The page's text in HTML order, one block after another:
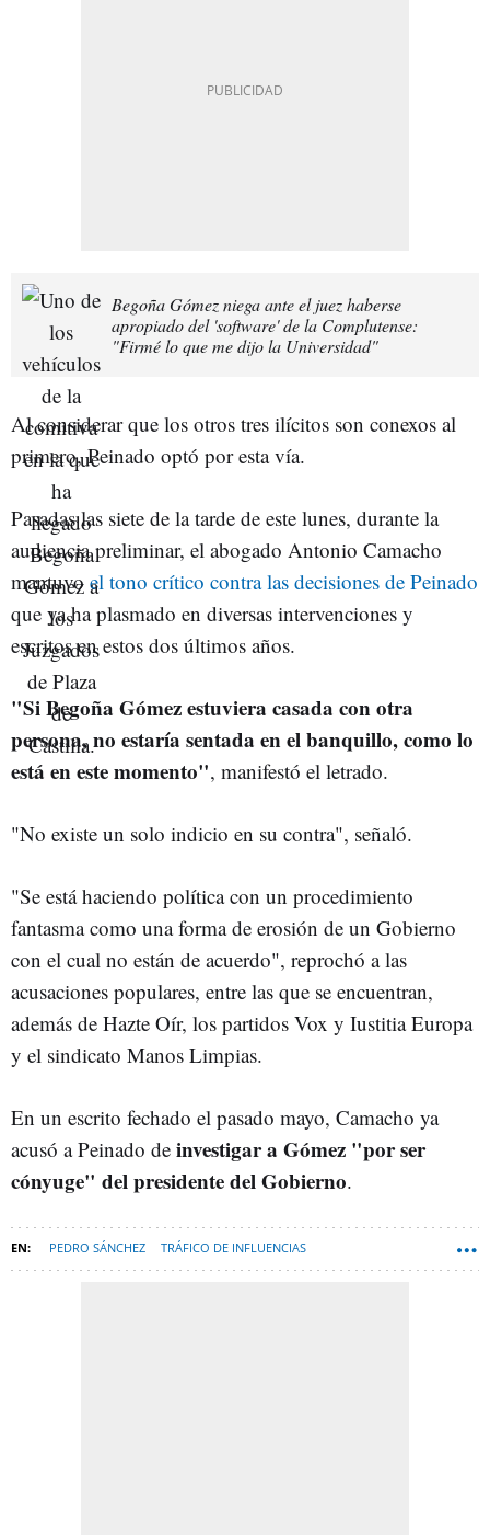
Begoña Gómez niega ante el juez haberse
apropiado del 'software' de la Complutense:
"Firmé lo que me dijo la Universidad"
Al considerar que los otros tres ilícitos son conexos al
primero, Peinado optó por esta vía.
Pasadas las siete de la tarde de este lunes, durante la
audiencia preliminar, el abogado Antonio Camacho
mantuvo el tono crítico contra las decisiones de Peinado
que ya ha plasmado en diversas intervenciones y
escritos en estos dos últimos años.
"Si Begoña Gómez estuviera casada con otra
persona, no estaría sentada en el banquillo, como lo
está en este momento", manifestó el letrado.
"No existe un solo indicio en su contra", señaló.
"Se está haciendo política con un procedimiento
fantasma como una forma de erosión de un Gobierno
con el cual no están de acuerdo", reprochó a las
acusaciones populares, entre las que se encuentran,
además de Hazte Oír, los partidos Vox y Iustitia Europa
y el sindicato Manos Limpias.
En un escrito fechado el pasado mayo, Camacho ya
acusó a Peinado de investigar a Gómez "por ser
cónyuge" del presidente del Gobierno.
PEDRO SÁNCHEZ TRÁFICO DE INFLUENCIAS